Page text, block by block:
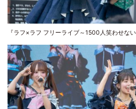
『ラフ×ラフ フリーライブ～1500人笑わせな